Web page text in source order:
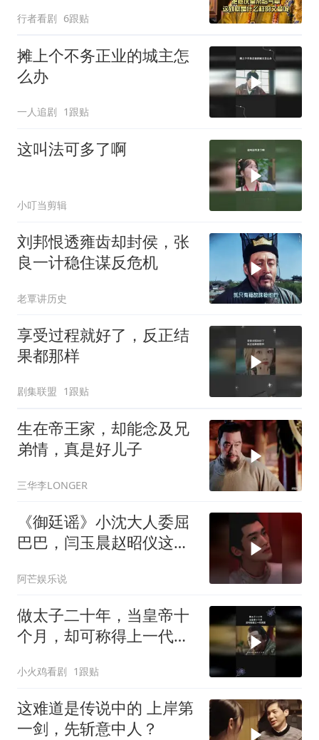
行者看剧 6跟贴
摊上个不务正业的城主怎
么办
一人追剧 1跟贴
这叫法可多了啊
小叮当剪辑
刘邦恨透雍齿却封侯，张
良一计稳住谋反危机
老覃讲历史
享受过程就好了，反正结
果都那样
剧集联盟 1跟贴
生在帝王家，却能念及兄
弟情，真是好儿子
三华李LONGER
《御廷谣》小沈大人委屈
巴巴，闫玉晨赵昭仪这一
阿芒娱乐说
做太子二十年，当皇帝十
个月，却可称得上一代明
小火鸡看剧 1跟贴
这难道是传说中的 上岸第
一剑，先斩意中人？